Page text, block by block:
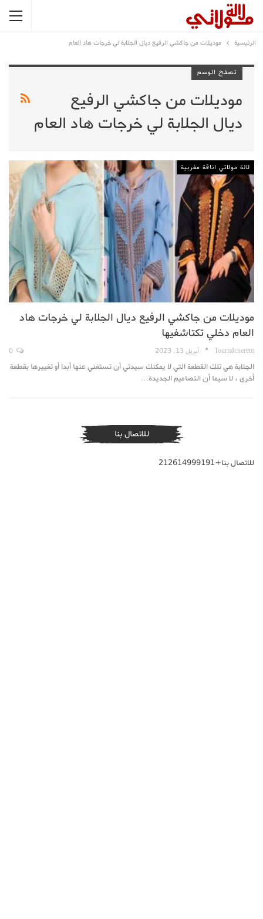
الرئيسية موديلات من جاكشي الرفيع ديال الجلابة لي خرجات هاد العام
تصفح الوسم
موديلات من جاكشي الرفيع
ديال الجلابة لي خرجات هاد العام
لالة مولاتي اناقة مغربية
موديلات من جاكشي الرفيع ديال الجلابة لي خرجات هاد
العام دخلي تكتاشفيها
TouriaIcherem أبريل 13, 2023
الجلابة هي تلك القطعة التي لا يمكنك سيدتي أن تستغني عنها أبدا أو تغييرها بقطعة
أخرى ، لا سيما أن التصاميم الجديدة…
للاتصال بنا
للاتصال بنا+212614999191